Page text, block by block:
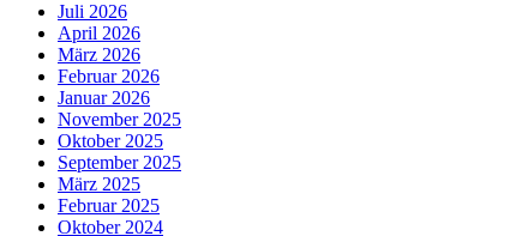
Juli 2026
April 2026
März 2026
Februar 2026
Januar 2026
November 2025
Oktober 2025
September 2025
März 2025
Februar 2025
Oktober 2024